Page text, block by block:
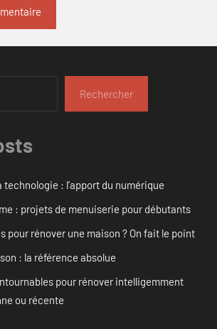
Rechercher
: l’apport du numérique
: projets de menuiserie pour débutants
pour rénover une maison ? On fait le point
: la référence absolue
pour rénover intelligemment
ou récente